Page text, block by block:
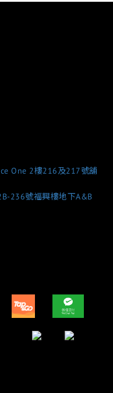
One 2樓216及217號舖
236號福興樓地下A&B